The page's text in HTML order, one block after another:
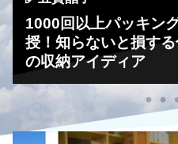
スーツケースが閉ま
パッキング術
世界中の口コミが詰
チの中身大公開～CA
ホテルで疲れた身体
CAのスーツケースの
1000回以上パッキン
授！知らないと損す
の収納アイディア
シンガポール旅行に
5選